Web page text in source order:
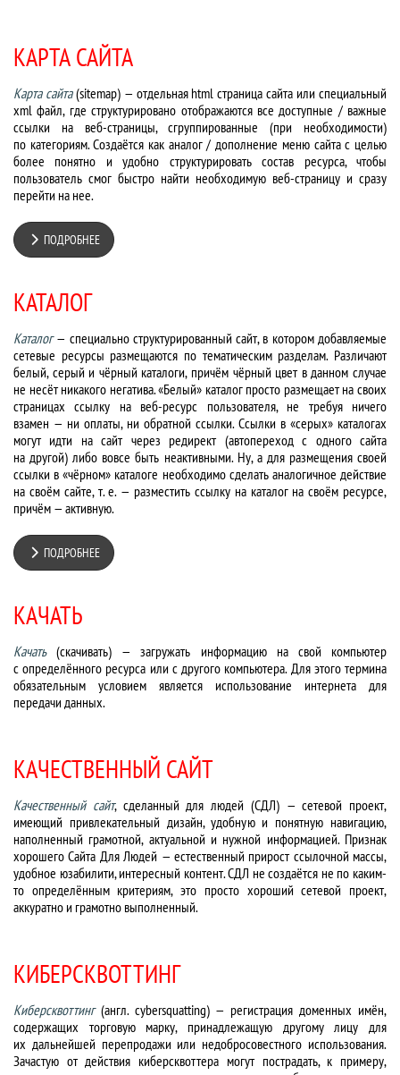
КАРТА САЙТА
Карта сайта(sitemap) — отдельная html страница сайта или специальный
xml файл, где структурировано отображаются все доступные / важные
ссылки на веб-страницы, сгруппированные (при необходимости)
по категориям. Создаётся как аналог / дополнение меню сайта с целью
более понятно и удобно структурировать состав ресурса, чтобы
пользователь смог быстро найти необходимую веб-страницу и сразу
перейти на нее.
ПОДРОБНЕЕ
КАТАЛОГ
Каталог— специально структурированный сайт, в котором добавляемые
сетевые ресурсы размещаются по тематическим разделам. Различают
белый, серый и чёрный каталоги, причём чёрный цвет в данном случае
не несёт никакого негатива. «Белый» каталог просто размещает на своих
страницах ссылку на веб-ресурс пользователя, не требуя ничего
взамен — ни оплаты, ни обратной ссылки. Ссылки в «серых» каталогах
могут идти на сайт через редирект (автопереход с одного сайта
на другой) либо вовсе быть неактивными. Ну, а для размещения своей
ссылки в «чёрном» каталоге необходимо сделать аналогичное действие
на своём сайте, т. е. — разместить ссылку на каталог на своём ресурсе,
причём — активную.
ПОДРОБНЕЕ
КАЧАТЬ
Качать(скачивать) — загружать информацию на свой компьютер
с определённого ресурса или с другого компьютера. Для этого термина
обязательным условием является использование интернета для
передачи данных.
КАЧЕСТВЕННЫЙ САЙТ
Качественный сайт, сделанный для людей (СДЛ) — сетевой проект,
имеющий привлекательный дизайн, удобную и понятную навигацию,
наполненный грамотной, актуальной и нужной информацией. Признак
хорошего Сайта Для Людей — естественный прирост ссылочной массы,
удобное юзабилити, интересный контент. СДЛ не создаётся не по каким-
то определённым критериям, это просто хороший сетевой проект,
аккуратно и грамотно выполненный.
КИБЕРСКВОТТИНГ
Киберсквоттинг(англ. cybersquatting) — регистрация доменных имён,
содержащих торговую марку, принадлежащую другому лицу для
их дальнейшей перепродажи или недобросовестного использования.
Зачастую от действия киберсквоттера могут пострадать, к примеру,